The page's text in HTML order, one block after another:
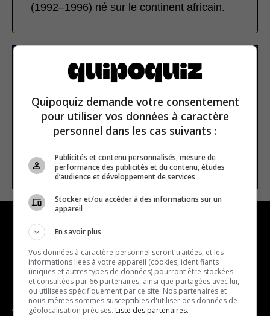
(1992–1996) né sur le continent africain.
S’inscrire à la newsletter
E-mail
S’INSCRIRE
NAVIGATION
Devenir partenaire
Nous joindre
À propos
Quipoquiz demande votre consentement
pour utiliser vos données à caractère
personnel dans les cas suivants :
Publicités et contenu personnalisés, mesure de
performance des publicités et du contenu, études
d’audience et développement de services
Stocker et/ou accéder à des informations sur un
appareil
En savoir plus
Vos données à caractère personnel seront traitées, et les
informations liées à votre appareil (cookies, identifiants
uniques et autres types de données) pourront être stockées
et consultées par 66 partenaires, ainsi que partagées avec lui,
ou utilisées spécifiquement par ce site. Nos partenaires et
nous-mêmes sommes susceptibles d'utiliser des données de
géolocalisation précises. Liste des partenaires.